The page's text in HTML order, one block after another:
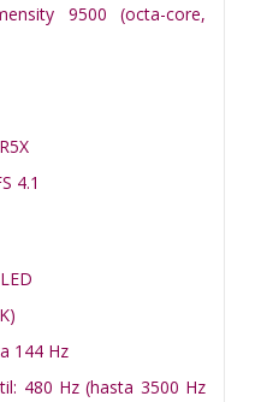
9500 (octa-core,
4.1
144 Hz
480 Hz (hasta 3500 Hz